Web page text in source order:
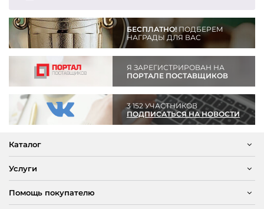
БЕСПЛАТНО!ПОДБЕРЕМ
НАГРАДЫ ДЛЯ ВАС
Я ЗАРЕГИСТРИРОВАН НА
ПОРТАЛЕ ПОСТАВЩИКОВ
3 152 УЧАСТНИКОВ
ПОДПИСАТЬСЯ НА НОВОСТИ
Каталог
Услуги
Помощь покупателю